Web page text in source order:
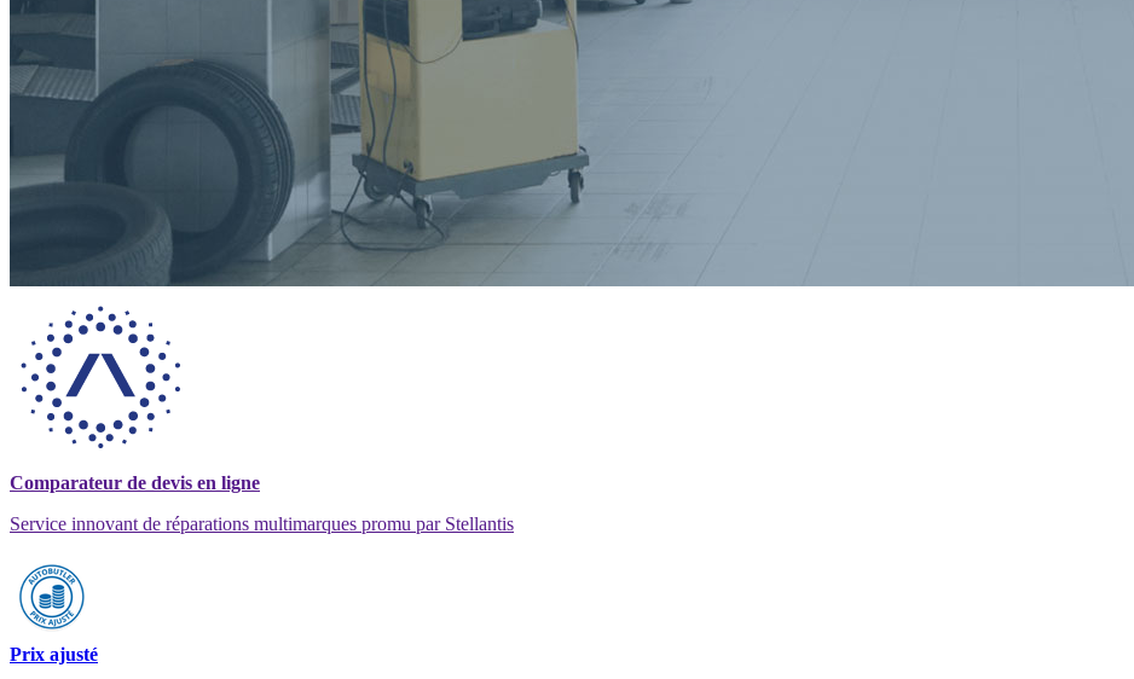
Comparateur de devis en ligne
Service innovant de réparations multimarques promu par Stellantis
Prix ajusté